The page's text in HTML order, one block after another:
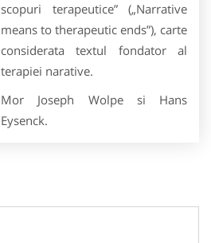
scopuri terapeutice” („Narrative
means to therapeutic ends”), carte
considerata textul fondator al
terapiei narative.
Mor Joseph Wolpe si Hans
Eysenck.